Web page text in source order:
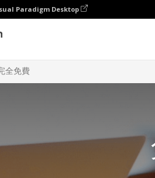
Paradigm Desktop
全免費